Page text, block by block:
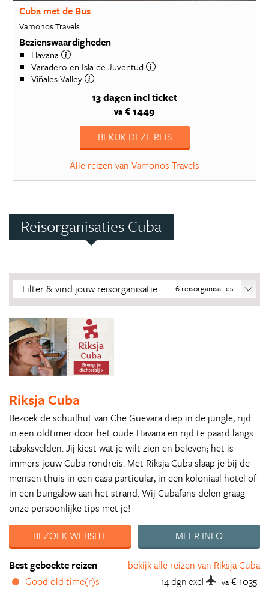
Cuba met de Bus
Vamonos Travels
Bezienswaardigheden
Havana
Varadero en Isla de Juventud
Viñales Valley
13 dagen incl ticket
va € 1449
BEKIJK DEZE REIS
Alle reizen van Vamonos Travels
Reisorganisaties Cuba
6 reisorganisaties
Filter & vind jouw reisorganisatie
Riksja Cuba
Bezoek de schuilhut van Che Guevara diep in de jungle, rijd
in een oldtimer door het oude Havana en rijd te paard langs
tabaksvelden. Jij kiest wat je wilt zien en beleven; het is
immers jouw Cuba-rondreis. Met Riksja Cuba slaap je bij de
mensen thuis in een casa particular, in een koloniaal hotel of
in een bungalow aan het strand. Wij Cubafans delen graag
onze persoonlijke tips met je!
BEZOEK WEBSITE
MEER INFO
bekijk alle reizen van Riksja Cuba
Best geboekte reizen
Good old time(r)s
14 dgnexcl va € 1035